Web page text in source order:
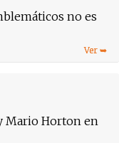
no es
Mario Horton en